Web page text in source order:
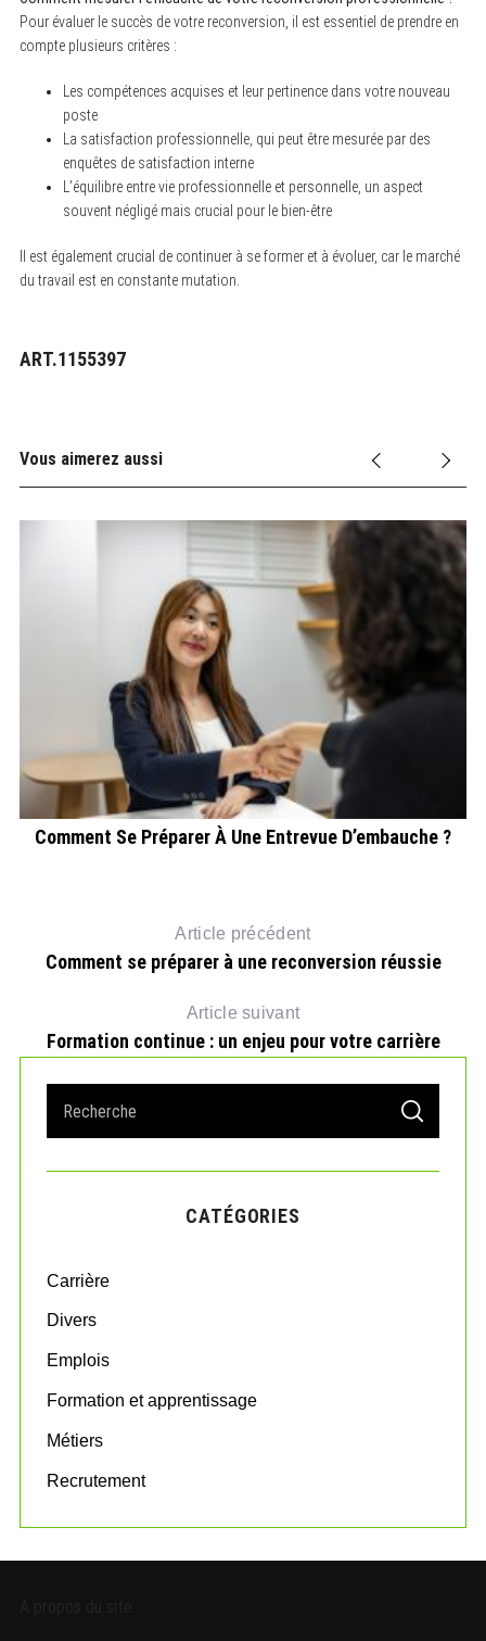
Pour évaluer le succès de votre reconversion, il est essentiel de prendre en
compte plusieurs critères :
Les compétences acquises et leur pertinence dans votre nouveau
poste
La satisfaction professionnelle, qui peut être mesurée par des
enquêtes de satisfaction interne
L’équilibre entre vie professionnelle et personnelle, un aspect
souvent négligé mais crucial pour le bien-être
Il est également crucial de continuer à se former et à évoluer, car le marché
du travail est en constante mutation.
ART.1155397
Vous aimerez aussi
Comment Se Préparer À Une Entrevue D’embauche ?
Article précédent
Comment se préparer à une reconversion réussie
Article suivant
Formation continue : un enjeu pour votre carrière
a
r
o
:
S
A
C
CATÉGORIES
Carrière
Divers
Emplois
Formation et apprentissage
Métiers
Recrutement